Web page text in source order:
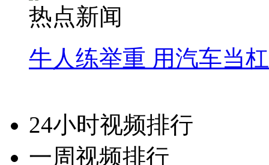
热点新闻
牛人练举重 用汽车当
24小时视频排行
一周视频排行